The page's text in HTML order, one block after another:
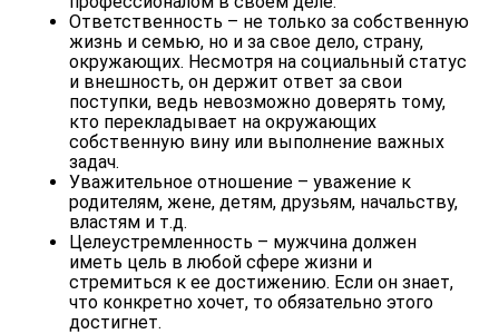
Ответственность – не только за собственную
жизнь и семью, но и за свое дело, страну,
окружающих. Несмотря на социальный статус
и внешность, он держит ответ за свои
поступки, ведь невозможно доверять тому,
кто перекладывает на окружающих
собственную вину или выполнение важных
задач.
Уважительное отношение – уважение к
родителям, жене, детям, друзьям, начальству,
властям и т.д.
Целеустремленность – мужчина должен
иметь цель в любой сфере жизни и
стремиться к ее достижению. Если он знает,
что конкретно хочет, то обязательно этого
достигнет.